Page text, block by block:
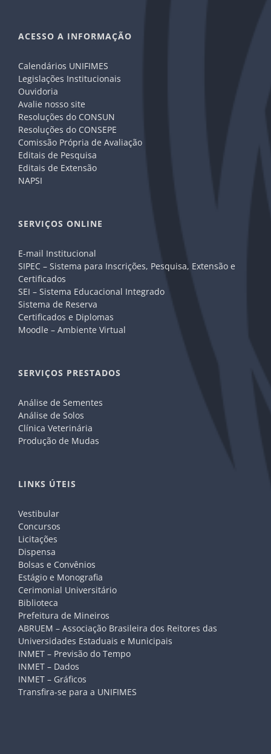
ACESSO A INFORMAÇÃO
Calendários UNIFIMES
Legislações Institucionais
Ouvidoria
Avalie nosso site
Resoluções do CONSUN
Resoluções do CONSEPE
Comissão Própria de Avaliação
Editais de Pesquisa
Editais de Extensão
NAPSI
SERVIÇOS ONLINE
E-mail Institucional
SIPEC – Sistema para Inscrições, Pesquisa, Extensão e
Certificados
SEI – Sistema Educacional Integrado
Sistema de Reserva
Certificados e Diplomas
Moodle – Ambiente Virtual
SERVIÇOS PRESTADOS
Análise de Sementes
Análise de Solos
Clínica Veterinária
Produção de Mudas
LINKS ÚTEIS
Vestibular
Concursos
Licitações
Dispensa
Bolsas e Convênios
Estágio e Monografia
Cerimonial Universitário
Biblioteca
Prefeitura de Mineiros
ABRUEM – Associação Brasileira dos Reitores das
Universidades Estaduais e Municipais
INMET – Previsão do Tempo
INMET – Dados
INMET – Gráficos
Transfira-se para a UNIFIMES